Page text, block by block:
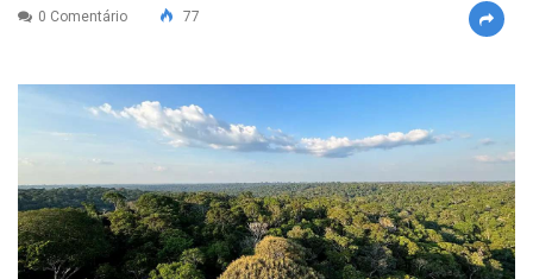
0 Comentário 77